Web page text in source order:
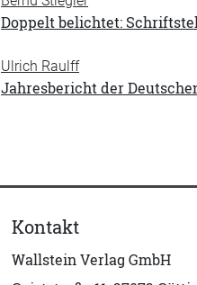
Doppelt belichtet:
Ulrich Raulff
Jahresbericht der
Kontakt
Wallstein Verlag GmbH